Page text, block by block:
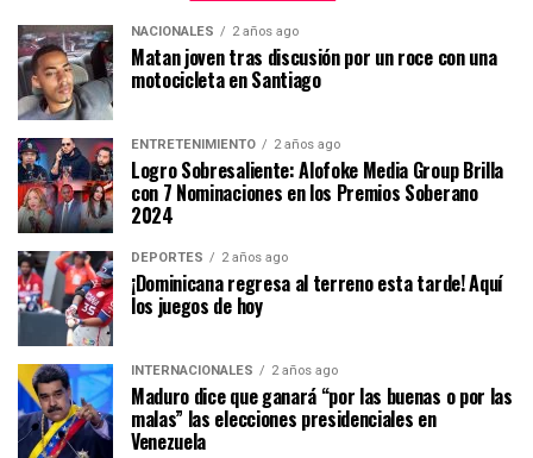
NACIONALES 2 años ago
Matan joven tras discusión por un roce con una
motocicleta en Santiago
ENTRETENIMIENTO 2 años ago
Logro Sobresaliente: Alofoke Media Group Brilla
con 7 Nominaciones en los Premios Soberano
2024
DEPORTES 2 años ago
¡Dominicana regresa al terreno esta tarde! Aquí
los juegos de hoy
INTERNACIONALES 2 años ago
Maduro dice que ganará “por las buenas o por las
malas” las elecciones presidenciales en
Venezuela